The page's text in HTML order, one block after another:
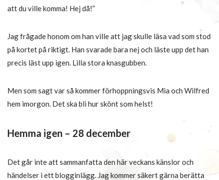
att du ville komma! Hej då!”
Jag frågade honom om han ville att jag skulle läsa vad som stod
på kortet på riktigt. Han svarade bara nej och läste upp det han
precis läst upp igen. Lilla stora knasgubben.
Men som sagt var så kommer förhoppningsvis Mia och Wilfred
hem imorgon. Det ska bli hur skönt som helst!
Hemma igen – 28 december
Det går inte att sammanfatta den här veckans känslor och
händelser i ett blogginlägg. Jag kommer säkert gärna berätta